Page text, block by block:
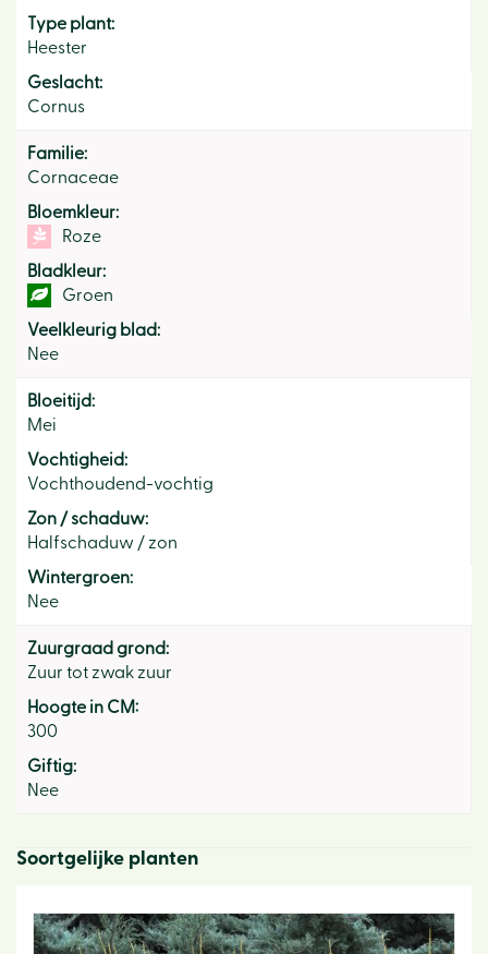
Type plant:
Heester
Geslacht:
Cornus
Familie:
Cornaceae
Bloemkleur:
Roze
Bladkleur:
Groen
Veelkleurig blad:
Nee
Bloeitijd:
Mei
Vochtigheid:
Vochthoudend-vochtig
Zon / schaduw:
Halfschaduw / zon
Wintergroen:
Nee
Zuurgraad grond:
Zuur tot zwak zuur
Hoogte in CM:
300
Giftig:
Nee
Soortgelijke planten